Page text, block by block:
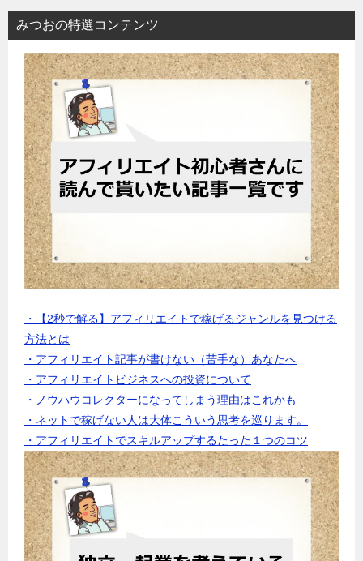
みつおの特選コンテンツ
・【2秒で解る】アフィリエイトで稼げるジャンルを見つける
方法とは
・アフィリエイト記事が書けない（苦手な）あなたへ
・アフィリエイトビジネスへの投資について
・ノウハウコレクターになってしまう理由はこれかも
・ネットで稼げない人は大体こういう思考を巡ります。
・アフィリエイトでスキルアップするたった１つのコツ